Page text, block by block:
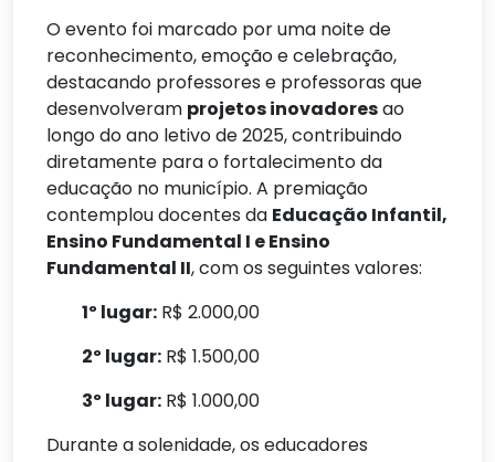
O evento foi marcado por uma noite de
reconhecimento, emoção e celebração,
destacando professores e professoras que
desenvolveram projetos inovadoresao
longo do ano letivo de 2025, contribuindo
diretamente para o fortalecimento da
educação no município. A premiação
contemplou docentes da Educação Infantil,
Ensino Fundamental I e Ensino
Fundamental II, com os seguintes valores:
1º lugar: R$ 2.000,00
2º lugar: R$ 1.500,00
3º lugar: R$ 1.000,00
Durante a solenidade, os educadores